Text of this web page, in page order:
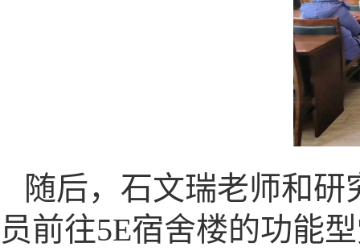
随后，石文瑞老师和
员前往5E宿舍楼的功能